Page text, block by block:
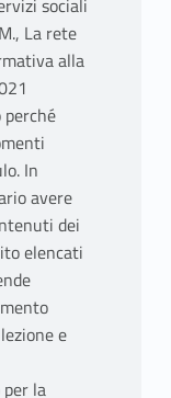
sociali
La rete
alla
In
avere
dei
elencati
e
la